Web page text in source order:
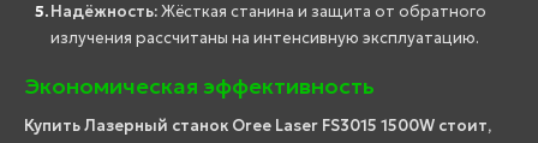
Надёжность:Жёсткая станина и защита от обратного
излучения рассчитаны на интенсивную эксплуатацию.
Экономическая эффективность
Купить Лазерный станок Oree Laser FS3015 1500W стоит,